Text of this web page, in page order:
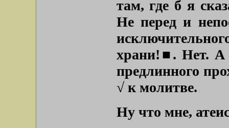
там, где б я
Не перед и
храни!■. Нет. А
предлинного
√ к молитве.
Ну что мне,